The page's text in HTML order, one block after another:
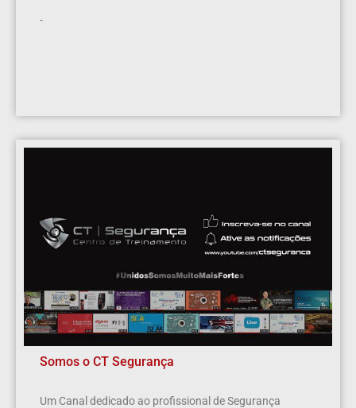
-
Somos o CT Segurança
Um Canal dedicado ao profissional de Segurança